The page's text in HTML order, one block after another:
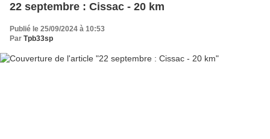
22 septembre : Cissac - 20 km
Publié le 25/09/2024 à 10:53
Par Tpb33sp